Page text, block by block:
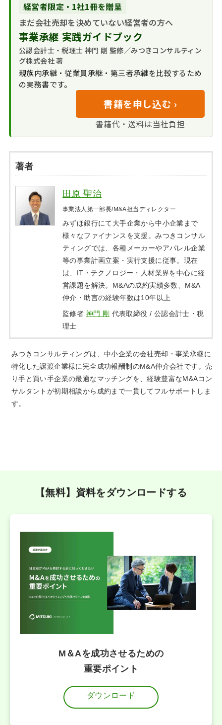
経営者限定・1社1冊を贈呈
まだ会社売却を決めていない経営者の方へ
事業承継 実践ガイドブック
公認会計士・税理士 神門 剛 監修／みつきコンサルティン
グ株式会社 著
親族内承継・従業員承継・第三者承継を比較するため
の実務書です。
書籍を申し込む ›
書籍代・送料は当社負担
著者
田原 聖治
事業法人第一部長/M&A担当ディレクター
みずほ銀行にて大手企業から中小企業まで
様々なファイナンスを支援。みつきコンサル
ティングでは、各種メーカーやアパレル企業
等の事業計画立案・実行支援に従事。現在
は、IT・テクノロジー・人材業界を中心に経
営課題を解決。M&Aの成約実績多数、M&A
仲介・助言の経験年数は10年以上
監修者 神門 剛 代表取締役 / 公認会計士・税
理士
みつきコンサルティングは、中小企業の会社売却・事業承継に
特化した譲渡企業様に完全成功報酬制のM&A仲介会社です。売
り手と買い手企業の最適なマッチングを、経験豊富なM&Aコン
サルタントが初期相談から成約まで一貫してフルサポートしま
す。
【無料】資料をダウンロードする
M＆Aを成功させるための
重要ポイント
ダウンロード